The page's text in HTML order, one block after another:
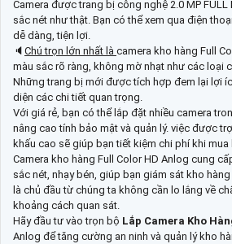
Camera được trang bị công nghệ 2.0 MP FULL
sắc nét như thật. Bạn có thể xem qua điện
dễ dàng, tiện lợi.
🔈 Chú trọn lớn nhất là camera kho hàng Full
màu sắc rõ ràng, không mờ nhạt như các loại
Những trang bị mới được tích hợp đem lại lợi
diện các chi tiết quan trọng.
Với giá rẻ, bạn có thể lắp đặt nhiều camera
nâng cao tính bảo mật và quản lý. việc được
khấu cao sẽ giúp bạn tiết kiệm chi phí khi mua
Camera kho hàng Full Color HD Anlog cung
sắc nét, nhạy bén, giúp bạn giám sát kho
là chủ đầu từ chúng ta không cần lo lắng về
khoảng cách quan sát.
Hãy đầu tư vào trọn bộ Lắp Camera Kho
Anlog để tăng cường an ninh và quản lý kho